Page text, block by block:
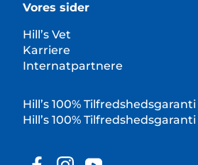
Vores sider
Hill’s Vet
Karriere
Internatpartnere
Hill’s 100%
Hill’s 100%